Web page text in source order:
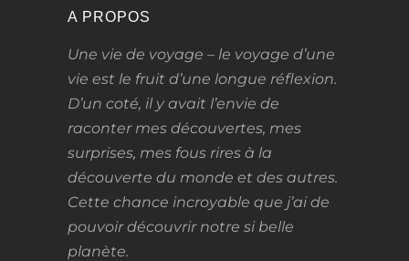
A PROPOS
Une vie de voyage – le voyage d’une
vie est le fruit d’une longue réflexion.
D’un coté, il y avait l’envie de
raconter mes découvertes, mes
surprises, mes fous rires à la
découverte du monde et des autres.
Cette chance incroyable que j’ai de
pouvoir découvrir notre si belle
planète.